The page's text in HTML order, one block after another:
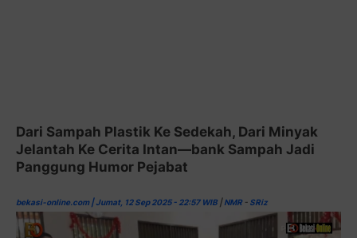
Dari Sampah Plastik Ke Sedekah, Dari Minyak
Jelantah Ke Cerita Intan—bank Sampah Jadi
Panggung Humor Pejabat
bekasi-online.com | Jumat, 12 Sep 2025 - 22:57 WIB |NMR- SRiz